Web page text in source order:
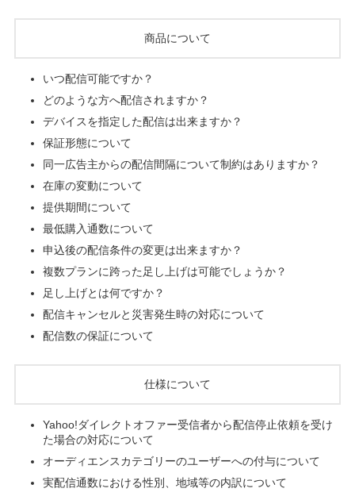
商品について
いつ配信可能ですか？
どのような方へ配信されますか？
デバイスを指定した配信は出来ますか？
保証形態について
同一広告主からの配信間隔について制約はありますか？
在庫の変動について
提供期間について
最低購入通数について
申込後の配信条件の変更は出来ますか？
複数プランに跨った足し上げは可能でしょうか？
足し上げとは何ですか？
配信キャンセルと災害発生時の対応について
配信数の保証について
仕様について
Yahoo!ダイレクトオファー受信者から配信停止依頼を受け
た場合の対応について
オーディエンスカテゴリーのユーザーへの付与について
実配信通数における性別、地域等の内訳について